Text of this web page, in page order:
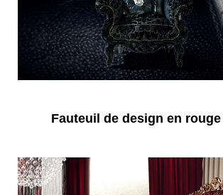
Fauteuil de design en